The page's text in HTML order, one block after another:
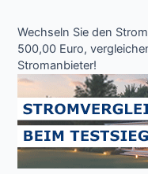
Wechseln Sie den
500,00 Euro,
Stromanbieter!